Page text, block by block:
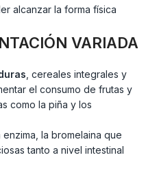
alcanzar la forma física
VARIADA
, cereales integrales y
el consumo de frutas y
como la piña y los
la bromelaina que
tanto a nivel intestinal